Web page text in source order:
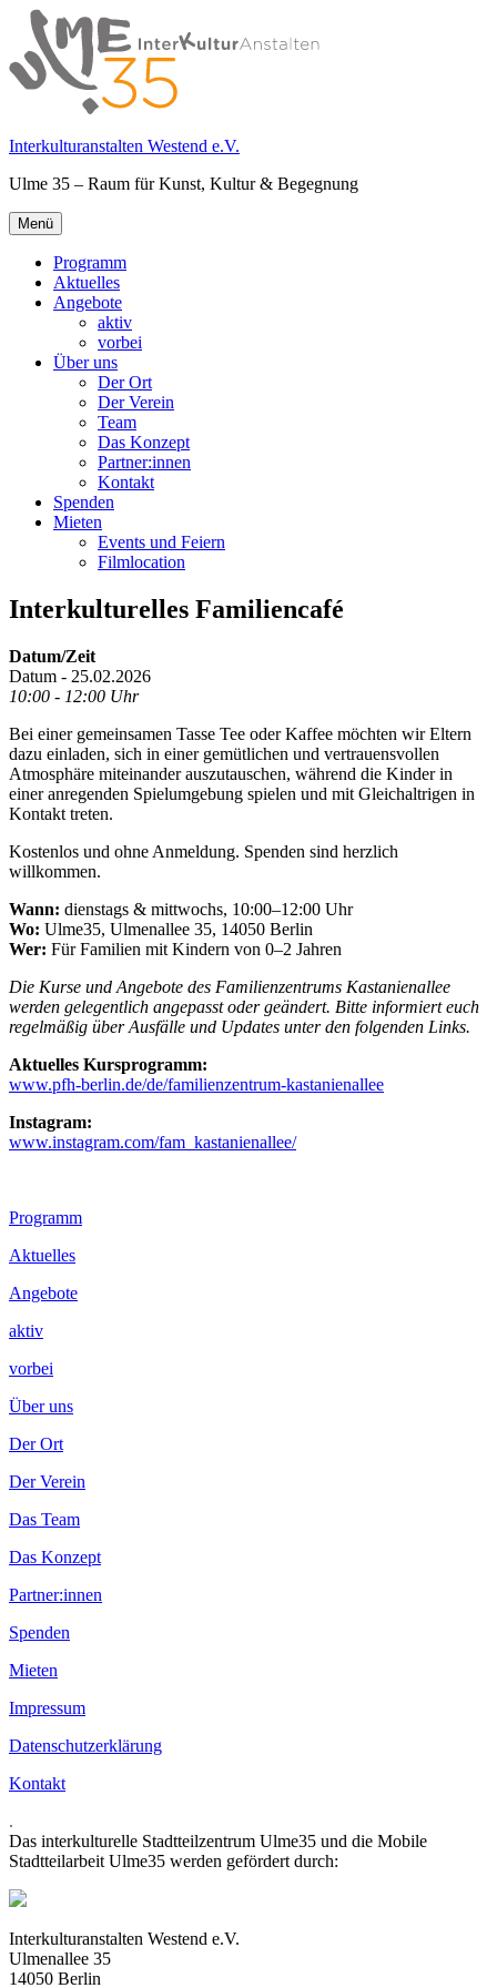
Springe
zum
Inhalt
Interkulturanstalten Westend e.V.
Ulme 35 – Raum für Kunst, Kultur & Begegnung
Primäres
Menü
Menü
Programm
Aktuelles
Angebote
aktiv
vorbei
Über uns
Der Ort
Der Verein
Team
Das Konzept
Partner:innen
Kontakt
Spenden
Mieten
Events und Feiern
Filmlocation
Interkulturelles Familiencafé
Datum/Zeit
Datum - 25.02.2026
10:00 - 12:00 Uhr
Bei einer gemeinsamen Tasse Tee oder Kaffee möchten wir Eltern
dazu einladen, sich in einer gemütlichen und vertrauensvollen
Atmosphäre miteinander auszutauschen, während die Kinder in
einer anregenden Spielumgebung spielen und mit Gleichaltrigen in
Kontakt treten.
Kostenlos und ohne Anmeldung. Spenden sind herzlich
willkommen.
Wann: dienstags & mittwochs, 10:00–12:00 Uhr
Wo: Ulme35, Ulmenallee 35, 14050 Berlin
Wer: Für Familien mit Kindern von 0–2 Jahren
Die Kurse und Angebote des Familienzentrums Kastanienallee
werden gelegentlich angepasst oder geändert. Bitte informiert euch
regelmäßig über Ausfälle und Updates unter den folgenden Links.
Aktuelles Kursprogramm:
www.pfh-berlin.de/de/familienzentrum-kastanienallee
Instagram:
www.instagram.com/fam_kastanienallee/
Footer
Inhalt
Programm
Aktuelles
Angebote
aktiv
vorbei
Über uns
Der Ort
Der Verein
Das Team
Das Konzept
Partner:innen
Spenden
Mieten
Impressum
Datenschutzerklärung
Kontakt
.
Das interkulturelle Stadtteilzentrum Ulme35 und die Mobile
Stadtteilarbeit Ulme35 werden gefördert durch:
Interkulturanstalten Westend e.V.
Ulmenallee 35
14050 Berlin